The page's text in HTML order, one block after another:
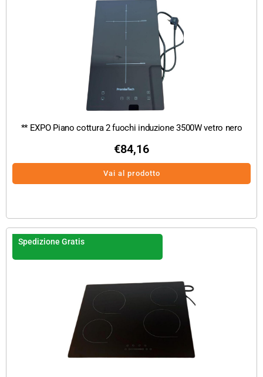
** EXPO Piano cottura 2 fuochi induzione 3500W vetro nero
€84,16
Vai al prodotto
Spedizione Gratis